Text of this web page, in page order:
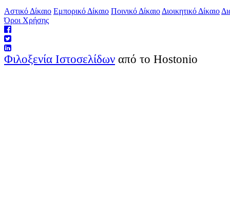
Αστικό Δίκαιο Εμπορικό Δίκαιο Ποινικό Δίκαιο Διοικητικό Δίκαιο
Όροι Χρήσης
Φιλοξενία Ιστοσελίδων από το Hostonio